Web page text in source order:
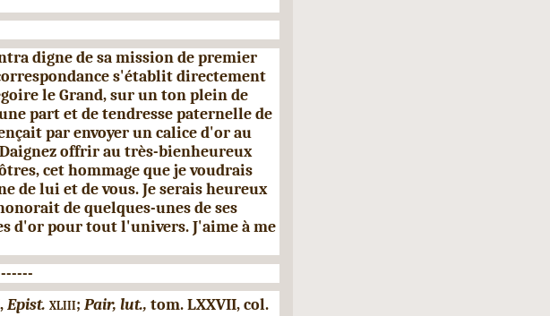
digne de sa mission de premier
s'établit directement
le Grand, sur un ton plein de
part et de tendresse paternelle de
par envoyer un calice d'or au
offrir au très-bienheureux
cet hommage que je voudrais
de lui et de vous. Je serais heu­reux
de quelques-unes de ses
d'or pour tout l'univers. J'aime à me
Epist. xliii; Pair, lut., tom. LXXVII, col.